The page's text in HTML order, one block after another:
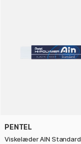
PENTEL
Viskelæder AIN Standard